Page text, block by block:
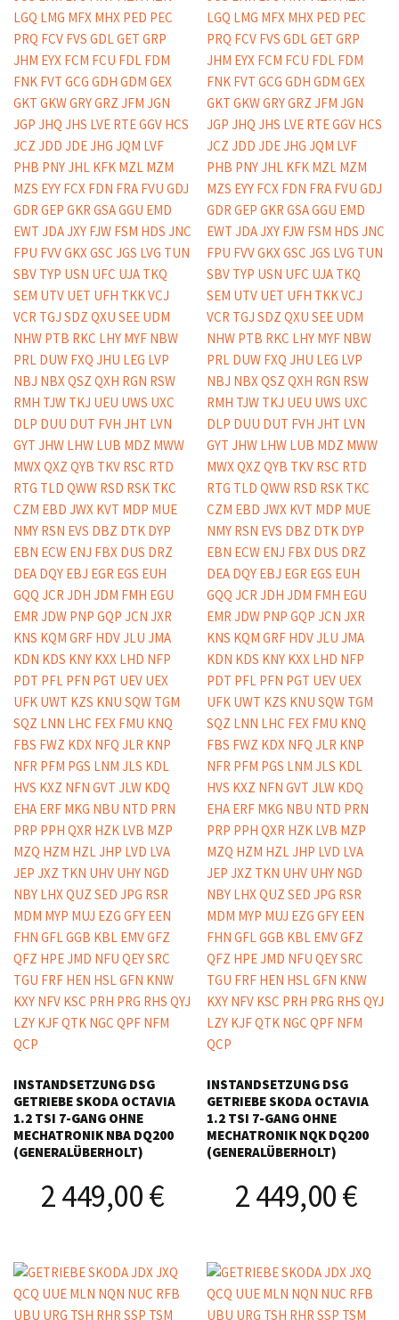
INSTANDSETZUNG DSG
GETRIEBE SKODA OCTAVIA
1.2 TSI 7-GANG OHNE
MECHATRONIK NBA DQ200
(GENERALÜBERHOLT)
2 449,00€
INSTANDSETZUNG DSG
GETRIEBE SKODA OCTAVIA
1.2 TSI 7-GANG OHNE
MECHATRONIK NQK DQ200
(GENERALÜBERHOLT)
2 449,00€